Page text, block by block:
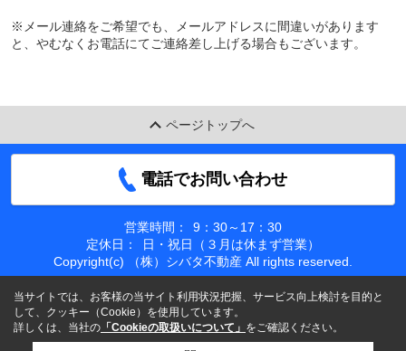
※メール連絡をご希望でも、メールアドレスに間違いがあります
と、やむなくお電話にてご連絡差し上げる場合もございます。
ページトップへ
電話でお問い合わせ
営業時間：
9：30～17：30
定休日：
日・祝日（３月は休まず営業）
Copyright(c) （株）シバタ不動産 All rights reserved.
当サイトでは、お客様の当サイト利用状況把握、サービス向上検討を目的と
して、クッキー（Cookie）を使用しています。
詳しくは、当社の 「Cookieの取扱いについて」 をご確認ください。